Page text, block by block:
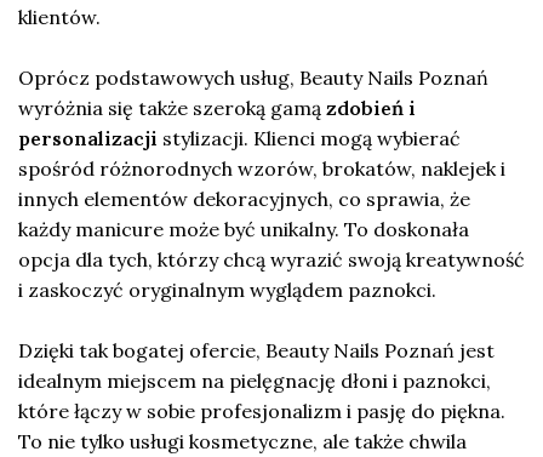
klientów.
Oprócz podstawowych usług, Beauty Nails Poznań
wyróżnia się także szeroką gamą zdobień i
personalizacji stylizacji. Klienci mogą wybierać
spośród różnorodnych wzorów, brokatów, naklejek i
innych elementów dekoracyjnych, co sprawia, że
każdy manicure może być unikalny. To doskonała
opcja dla tych, którzy chcą wyrazić swoją kreatywność
i zaskoczyć oryginalnym wyglądem paznokci.
Dzięki tak bogatej ofercie, Beauty Nails Poznań jest
idealnym miejscem na pielęgnację dłoni i paznokci,
które łączy w sobie profesjonalizm i pasję do piękna.
To nie tylko usługi kosmetyczne, ale także chwila